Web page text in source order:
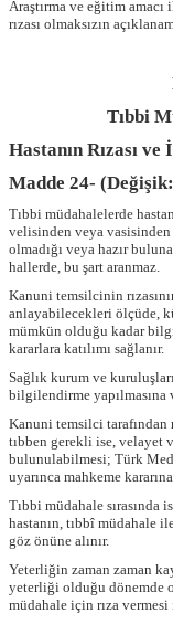
Araştırma ve eğitim
rızası olmaksızın
Tıbbi
Hastanın Rızası ve
Madde 24-
Tıbbi müdahalelerde
velisinden veya
olmadığı veya hazır
hallerde, bu şart aranmaz.
Kanuni temsilcinin
anlayabilecekleri ölçüde,
mümkün olduğu kadar
kararlara katılımı sağlanır.
Sağlık kurum ve
bilgilendirme yapılmasına
Kanuni temsilci tarafından
tıbben gerekli ise, velayet
bulunulabilmesi; Türk
uyarınca mahkeme
Tıbbi müdahale
hastanın, tıbbî müdahale
göz önüne alınır.
Yeterliğin zaman zaman
yeterliği olduğu dönemde
müdahale için rıza